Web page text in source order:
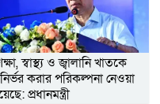
স্বাস্থ্য ও জ্বালানি খাতকে
করার পরিকল্পনা নেওয়া
প্রধানমন্ত্রী